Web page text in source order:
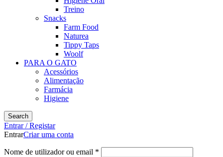
Treino
Snacks
Farm Food
Naturea
Tippy Taps
Woolf
PARA O GATO
Acessórios
Alimentação
Farmácia
Higiene
Search
Entrar / Registar
EntrarCriar uma conta
Nome de utilizador ou email *